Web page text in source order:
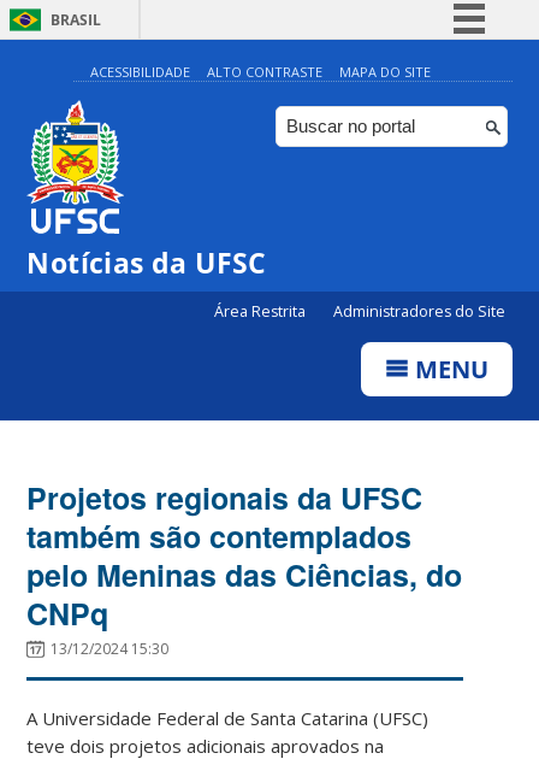
BRASIL
Simplifique!
Comunica BR
Participe
ACESSIBILIDADE ALTO CONTRASTE MAPA DO SITE
Notícias da UFSC
Área Restrita Administradores do Site
MENU
Projetos regionais da UFSC
também são contemplados
pelo Meninas das Ciências, do
CNPq
13/12/2024 15:30
A Universidade Federal de Santa Catarina (UFSC)
teve dois projetos adicionais aprovados na